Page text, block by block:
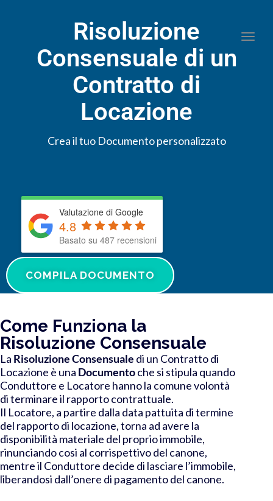
Risoluzione
Consensuale di un
Contratto di
Locazione
Crea il tuo Documento personalizzato
Valutazione di Google
4.8
Basato su 487 recensioni
COMPILA DOCUMENTO
Come Funziona la
Risoluzione Consensuale
La Risoluzione Consensuale di un Contratto di
Locazione è una Documentoche si stipula quando
Conduttore e Locatore hanno la comune volontà
di terminare il rapporto contrattuale.
Il Locatore, a partire dalla data pattuita di termine
del rapporto di locazione, torna ad avere la
disponibilità materiale del proprio immobile,
rinunciando cosi al corrispettivo del canone,
mentre il Conduttore decide di lasciare l’immobile,
liberandosi dall’onere di pagamento del canone.